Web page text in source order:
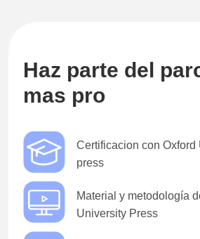
Haz parte del
mas pro
Certificacion con Oxford
press
Material y metodología
University Press